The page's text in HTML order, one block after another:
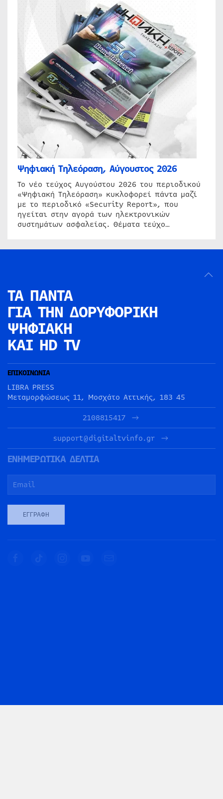
Ψηφιακή Τηλεόραση, Αύγουστος 2026
Το νέο τεύχος Αυγούστου 2026 του περιοδικού
«Ψηφιακή Τηλεόραση» κυκλοφορεί πάντα μαζί
με το περιοδικό «Security Report», που
ηγείται στην αγορά των ηλεκτρονικών
συστημάτων ασφαλείας. Θέματα τεύχο…
ΤΑ ΠΑΝΤΑ
ΓΙΑ ΤΗΝ ΔΟΡΥΦΟΡΙΚΗ
ΨΗΦΙΑΚΗ
ΚΑΙ HD TV
ΕΠΙΚΟΙΝΩΝΙΑ
LIBRA PRESS
Μεταμορφώσεως 11, Μοσχάτο Αττικής, 183 45
2108815417
support@digitaltvinfo.gr
ΕΝΗΜΕΡΩΤΙΚΑ ΔΕΛΤΙΑ
ΕΓΓΡΑΦΉ